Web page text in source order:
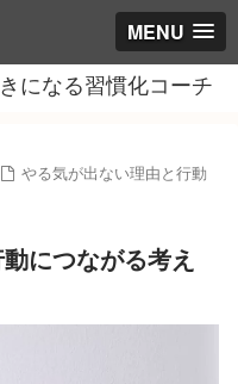
MENU
になる習慣化コーチ
やる気が出ない理由と行動
につながる考え